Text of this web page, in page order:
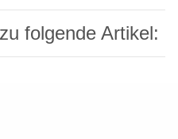
folgende Artikel: